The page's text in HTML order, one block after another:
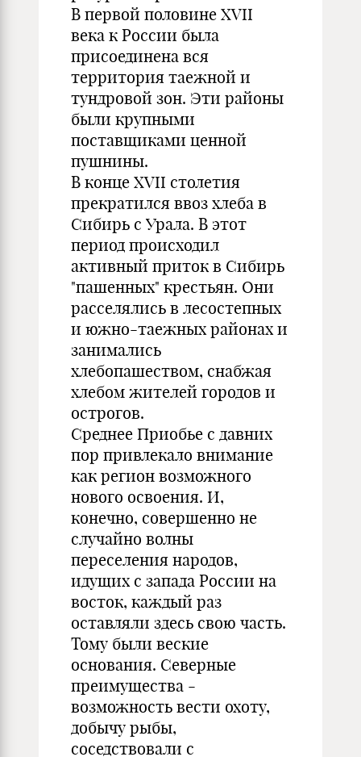
В первой половине XVII
века к России была
присоединена вся
территория таежной и
тундровой зон. Эти районы
были крупными
поставщиками ценной
пушнины.
В конце XVII столетия
прекратился ввоз хлеба в
Сибирь с Урала. В этот
период происходил
активный приток в Сибирь
"пашенных" крестьян. Они
расселялись в лесостепных
и южно-таежных районах и
занимались
хлебопашеством, снабжая
хлебом жителей городов и
острогов.
Среднее Приобье с давних
пор привлекало внимание
как регион возможного
нового освоения. И,
конечно, совершенно не
случайно волны
переселения народов,
идущих с запада России на
восток, каждый раз
оставляли здесь свою часть.
Тому были веские
основания. Северные
преимущества -
возможность вести охоту,
добычу рыбы,
соседствовали с